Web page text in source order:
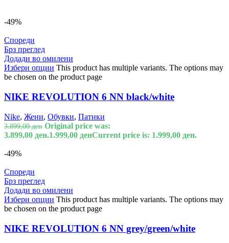
-49%
Спореди
Брз преглед
Додади во омилени
Избери опции This product has multiple variants. The options may
be chosen on the product page
NIKE REVOLUTION 6 NN black/white
Nike, Жени, Обувки, Патики
3.899,00ден Original price was:
3.899,00 ден.1.999,00 денCurrent price is: 1.999,00 ден.
-49%
Спореди
Брз преглед
Додади во омилени
Избери опции This product has multiple variants. The options may
be chosen on the product page
NIKE REVOLUTION 6 NN grey/green/white